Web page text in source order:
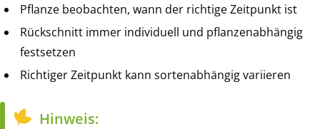
Pflanze beobachten, wann der richtige Zeitpunkt ist
Rückschnitt immer individuell und pflanzenabhängig
festsetzen
Richtiger Zeitpunkt kann sortenabhängig variieren
Hinweis: